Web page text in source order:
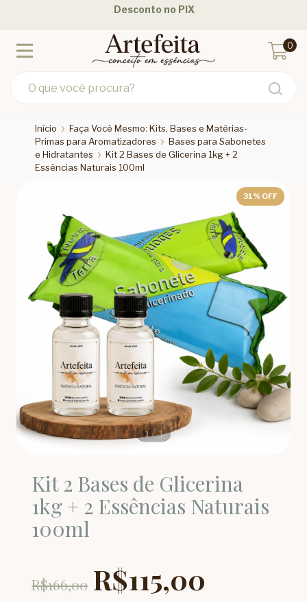
Desconto no PIX
0
Início
Faça Você Mesmo: Kits, Bases e Matérias-
Primas para Aromatizadores
Bases para Sabonetes
e Hidratantes
Kit 2 Bases de Glicerina 1kg + 2
Essências Naturais 100ml
31% OFF
1/3
Kit 2 Bases de Glicerina
1kg + 2 Essências Naturais
100ml
R$166,00 R$115,00